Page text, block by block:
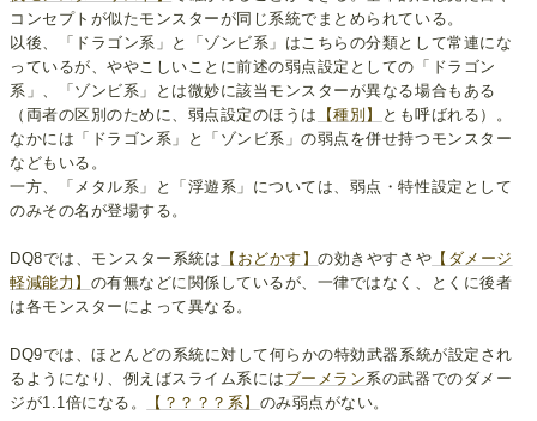
コンセプトが似たモンスターが同じ系統でまとめられている。
以後、「ドラゴン系」と「ゾンビ系」はこちらの分類として常連にな
っているが、ややこしいことに前述の弱点設定としての「ドラゴン
系」、「ゾンビ系」とは微妙に該当モンスターが異なる場合もある
（両者の区別のために、弱点設定のほうは
【種別】
とも呼ばれる）。
なかには「ドラゴン系」と「ゾンビ系」の弱点を併せ持つモンスター
などもいる。
一方、「メタル系」と「浮遊系」については、弱点・特性設定として
のみその名が登場する。
DQ8では、モンスター系統は 【おどかす】の効きやすさや 【ダメージ
軽減能力】 の有無などに関係しているが、一律ではなく、とくに後者
は各モンスターによって異なる。
DQ9では、ほとんどの系統に対して何らかの特効武器系統が設定され
るようになり、例えばスライム系には ブーメラン系の武器でのダメー
ジが1.1倍になる。
【？？？？系】 のみ弱点がない。